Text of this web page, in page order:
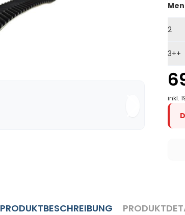
2
3++
inkl.
PRODUKTBESCHREIBUNG